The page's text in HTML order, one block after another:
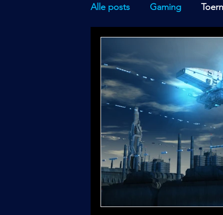
Alle posts Gaming